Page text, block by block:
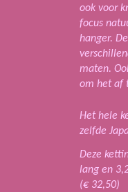
ook voor
focus
hanger.
maten.
om het af
Het hele
zelfde
Deze
lang en
(€ 32,50)